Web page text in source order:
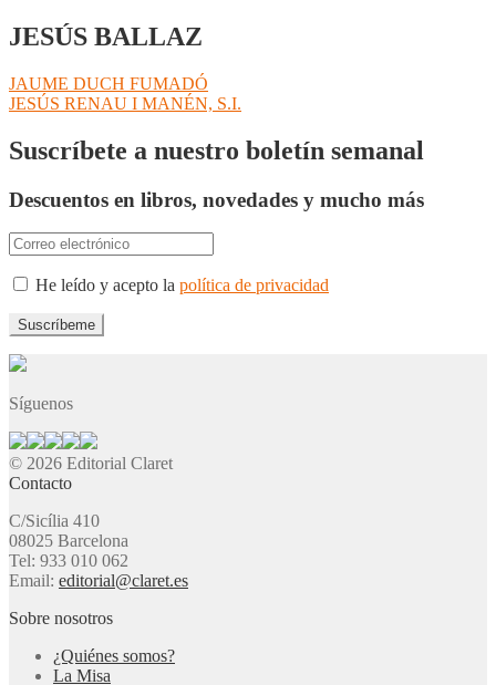
JESÚS BALLAZ
Navegación
de
entradas
Anterior:
JAUME DUCH FUMADÓ
Siguiente:
JESÚS RENAU I MANÉN, S.I.
Suscríbete a nuestro boletín semanal
Descuentos en libros, novedades y mucho más
He leído y acepto la política de privacidad
Síguenos
© 2026 Editorial Claret
Contacto
C/Sicília 410
08025 Barcelona
Tel: 933 010 062
Email: editorial@claret.es
Sobre nosotros
¿Quiénes somos?
La Misa